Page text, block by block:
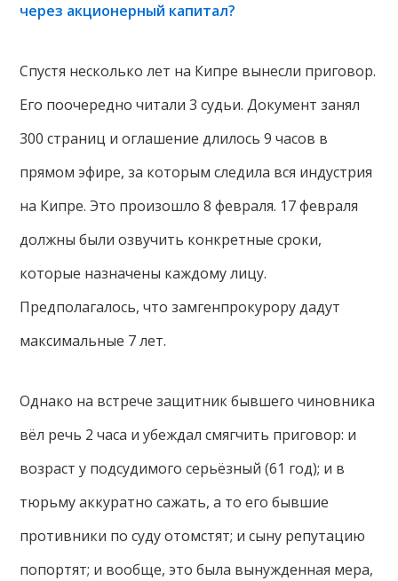
через акционерный капитал?
Спустя несколько лет на Кипре вынесли приговор.
Его поочередно читали 3 судьи. Документ занял
300 страниц и оглашение длилось 9 часов в
прямом эфире, за которым следила вся индустрия
на Кипре. Это произошло 8 февраля. 17 февраля
должны были озвучить конкретные сроки,
которые назначены каждому лицу.
Предполагалось, что замгенпрокурору дадут
максимальные 7 лет.
Однако на встрече защитник бывшего чиновника
вёл речь 2 часа и убеждал смягчить приговор: и
возраст у подсудимого серьёзный (61 год); и в
тюрьму аккуратно сажать, а то его бывшие
противники по суду отомстят; и сыну репутацию
попортят; и вообще, это была вынужденная мера,